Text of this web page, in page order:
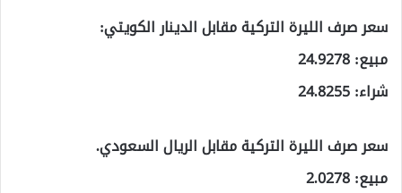
سعر صرف الليرة التركية مقابل الدينار الكويتي:
مبيع: 24.9278
شراء: 24.8255
سعر صرف الليرة التركية مقابل الريال السعودي.
مبيع: 2.0278